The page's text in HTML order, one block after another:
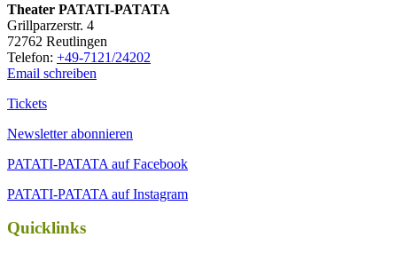
Thea­ter PATATI-PATATA
Grill­par­zer­str. 4
72762 Reutlingen
Tele­fon: +49-7121/24202
Email schreiben
Tickets
Newsletter abonnieren
PATATI-PATATA auf Facebook
PATATI-PATATA auf Instagram
Quicklinks